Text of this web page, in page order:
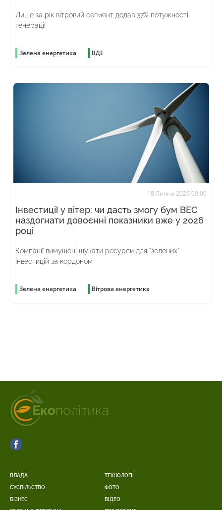
Лише за рік вітровий сегмент додав 37% потужності
генерації
Зелена енергетика ВДЕ
18 Липня 2026 09:00
Інвестиції у вітер: чи дасть змогу бум ВЕС
наздогнати довоєнні показники вже у 2026
році
Компанії вимушені шукати ресурси для "зелених"
інвестицій за кордоном
Зелена енергетика Вітрова енергетика
ВЛАДА
СУСПІЛЬСТВО
БІЗНЕС
ТЕХНОЛОГІЇ
ФОТО
ВІДЕО